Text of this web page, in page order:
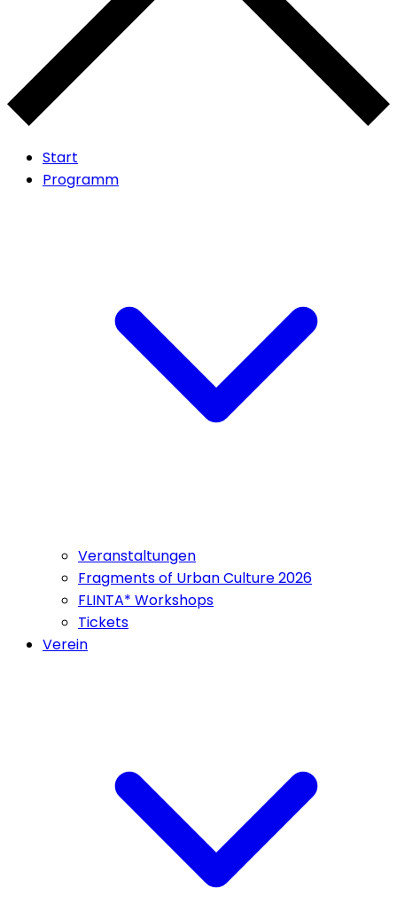
Start
Programm
Veranstaltungen
Fragments of Urban Culture 2026
FLINTA* Workshops
Tickets
Verein